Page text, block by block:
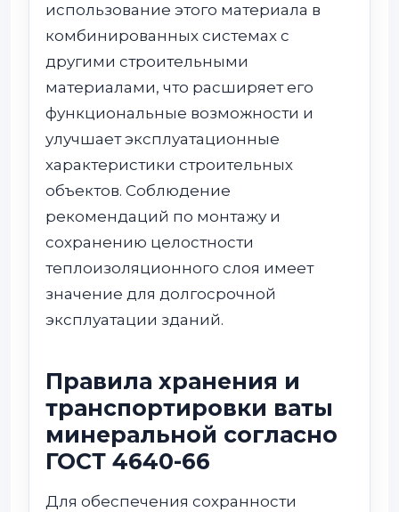
использование этого материала в
комбинированных системах с
другими строительными
материалами, что расширяет его
функциональные возможности и
улучшает эксплуатационные
характеристики строительных
объектов. Соблюдение
рекомендаций по монтажу и
сохранению целостности
теплоизоляционного слоя имеет
значение для долгосрочной
эксплуатации зданий.
Правила хранения и
транспортировки ваты
минеральной согласно
ГОСТ 4640-66
Для обеспечения сохранности